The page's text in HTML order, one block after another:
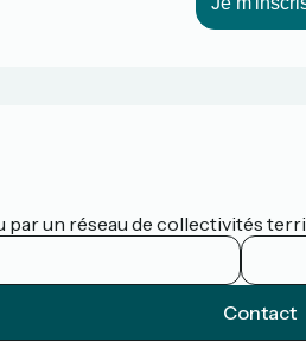
par un réseau de collectivités
Contact